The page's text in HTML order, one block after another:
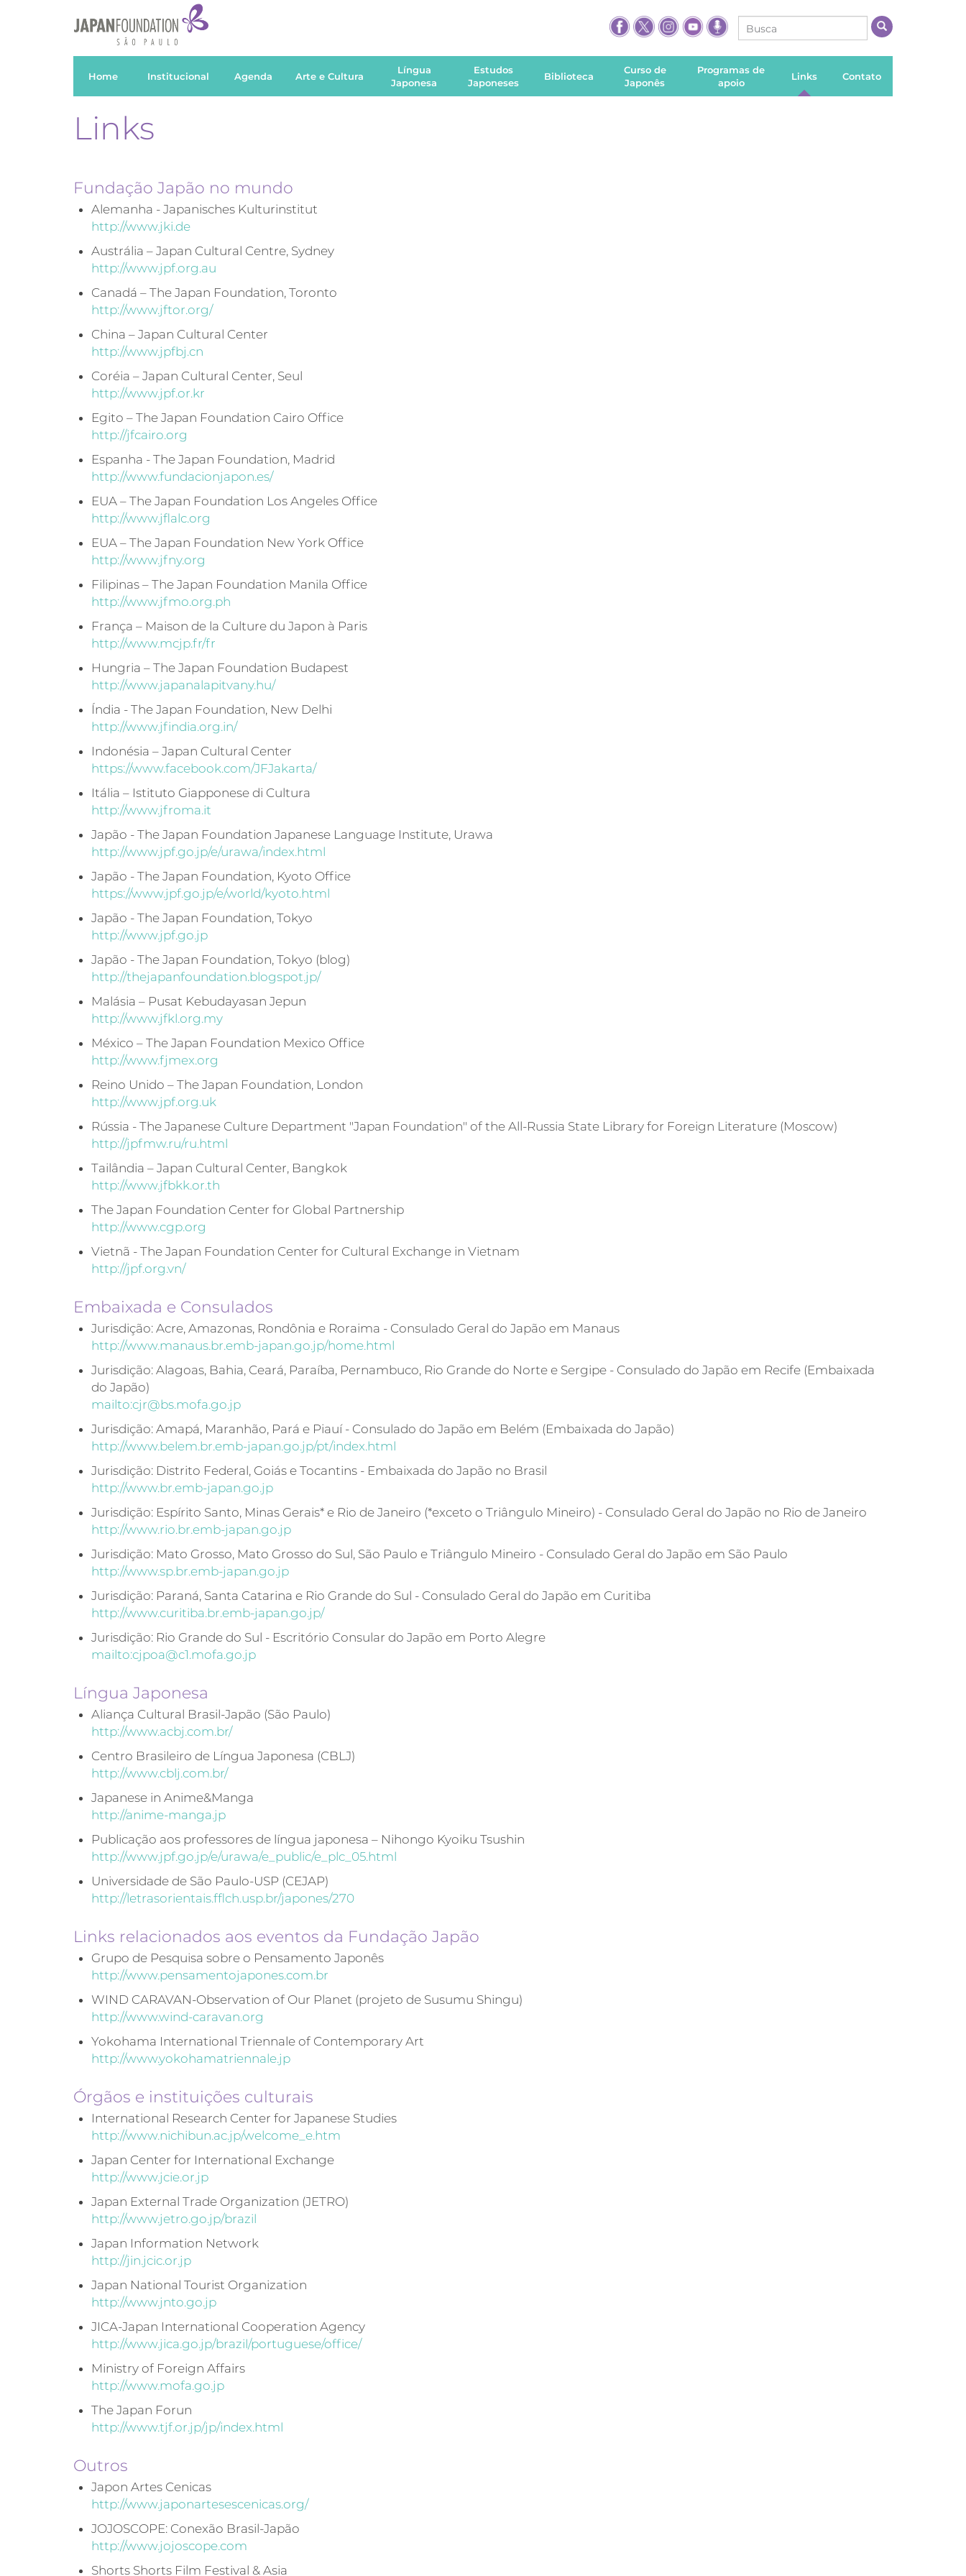
Home Institucional Agenda Arte e Cultura
Língua
Japonesa
Estudos
Japoneses
Biblioteca
Curso de
Japonês
Programas de
apoio
Links Contato
Links
Fundação Japão no mundo
Alemanha - Japanisches Kulturinstitut
http://www.jki.de
Austrália – Japan Cultural Centre, Sydney
http://www.jpf.org.au
Canadá – The Japan Foundation, Toronto
http://www.jftor.org/
China – Japan Cultural Center
http://www.jpfbj.cn
Coréia – Japan Cultural Center, Seul
http://www.jpf.or.kr
Egito – The Japan Foundation Cairo Office
http://jfcairo.org
Espanha - The Japan Foundation, Madrid
http://www.fundacionjapon.es/
EUA – The Japan Foundation Los Angeles Office
http://www.jflalc.org
EUA – The Japan Foundation New York Office
http://www.jfny.org
Filipinas – The Japan Foundation Manila Office
http://www.jfmo.org.ph
França – Maison de la Culture du Japon à Paris
http://www.mcjp.fr/fr
Hungria – The Japan Foundation Budapest
http://www.japanalapitvany.hu/
Índia - The Japan Foundation, New Delhi
http://www.jfindia.org.in/
Indonésia – Japan Cultural Center
https://www.facebook.com/JFJakarta/
Itália – Istituto Giapponese di Cultura
http://www.jfroma.it
Japão - The Japan Foundation Japanese Language Institute, Urawa
http://www.jpf.go.jp/e/urawa/index.html
Japão - The Japan Foundation, Kyoto Office
https://www.jpf.go.jp/e/world/kyoto.html
Japão - The Japan Foundation, Tokyo
http://www.jpf.go.jp
Japão - The Japan Foundation, Tokyo (blog)
http://thejapanfoundation.blogspot.jp/
Malásia – Pusat Kebudayasan Jepun
http://www.jfkl.org.my
México – The Japan Foundation Mexico Office
http://www.fjmex.org
Reino Unido – The Japan Foundation, London
http://www.jpf.org.uk
Rússia - The Japanese Culture Department "Japan Foundation" of the All-Russia State Library for Foreign Literature (Moscow)
http://jpfmw.ru/ru.html
Tailândia – Japan Cultural Center, Bangkok
http://www.jfbkk.or.th
The Japan Foundation Center for Global Partnership
http://www.cgp.org
Vietnã - The Japan Foundation Center for Cultural Exchange in Vietnam
http://jpf.org.vn/
Embaixada e Consulados
Jurisdição: Acre, Amazonas, Rondônia e Roraima - Consulado Geral do Japão em Manaus
http://www.manaus.br.emb-japan.go.jp/home.html
Jurisdição: Alagoas, Bahia, Ceará, Paraíba, Pernambuco, Rio Grande do Norte e Sergipe - Consulado do Japão em Recife (Embaixada
do Japão)
mailto:cjr@bs.mofa.go.jp
Jurisdição: Amapá, Maranhão, Pará e Piauí - Consulado do Japão em Belém (Embaixada do Japão)
http://www.belem.br.emb-japan.go.jp/pt/index.html
Jurisdição: Distrito Federal, Goiás e Tocantins - Embaixada do Japão no Brasil
http://www.br.emb-japan.go.jp
Jurisdição: Espírito Santo, Minas Gerais* e Rio de Janeiro (*exceto o Triângulo Mineiro) - Consulado Geral do Japão no Rio de Janeiro
http://www.rio.br.emb-japan.go.jp
Jurisdição: Mato Grosso, Mato Grosso do Sul, São Paulo e Triângulo Mineiro - Consulado Geral do Japão em São Paulo
http://www.sp.br.emb-japan.go.jp
Jurisdição: Paraná, Santa Catarina e Rio Grande do Sul - Consulado Geral do Japão em Curitiba
http://www.curitiba.br.emb-japan.go.jp/
Jurisdição: Rio Grande do Sul - Escritório Consular do Japão em Porto Alegre
mailto:cjpoa@c1.mofa.go.jp
Língua Japonesa
Aliança Cultural Brasil-Japão (São Paulo)
http://www.acbj.com.br/
Centro Brasileiro de Língua Japonesa (CBLJ)
http://www.cblj.com.br/
Japanese in Anime&Manga
http://anime-manga.jp
Publicação aos professores de língua japonesa – Nihongo Kyoiku Tsushin
http://www.jpf.go.jp/e/urawa/e_public/e_plc_05.html
Universidade de São Paulo-USP (CEJAP)
http://letrasorientais.fflch.usp.br/japones/270
Links relacionados aos eventos da Fundação Japão
Grupo de Pesquisa sobre o Pensamento Japonês
http://www.pensamentojapones.com.br
WIND CARAVAN-Observation of Our Planet (projeto de Susumu Shingu)
http://www.wind-caravan.org
Yokohama International Triennale of Contemporary Art
http://www.yokohamatriennale.jp
Órgãos e instituições culturais
International Research Center for Japanese Studies
http://www.nichibun.ac.jp/welcome_e.htm
Japan Center for International Exchange
http://www.jcie.or.jp
Japan External Trade Organization (JETRO)
http://www.jetro.go.jp/brazil
Japan Information Network
http://jin.jcic.or.jp
Japan National Tourist Organization
http://www.jnto.go.jp
JICA-Japan International Cooperation Agency
http://www.jica.go.jp/brazil/portuguese/office/
Ministry of Foreign Affairs
http://www.mofa.go.jp
The Japan Forun
http://www.tjf.or.jp/jp/index.html
Outros
Japon Artes Cenicas
http://www.japonartesescenicas.org/
JOJOSCOPE: Conexão Brasil-Japão
http://www.jojoscope.com
Shorts Shorts Film Festival & Asia